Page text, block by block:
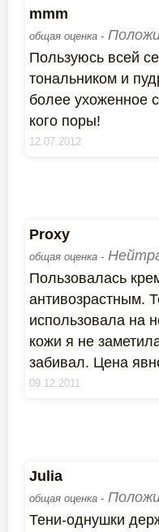
mmm
общая оценка -
Пользуюсь всей
тональником и
более ухоженное
кого поры!
12.07.2012
Proxy
общая оценка -
Пользовалась
антивозрастным.
использовала на
кожи я не
забивал. Цена
09.12.2011
Julia
общая оценка -
Тени-однушки